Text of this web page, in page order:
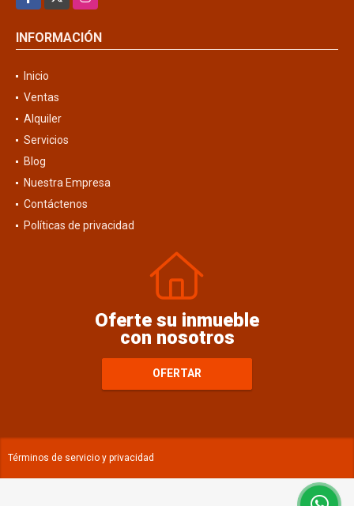
INFORMACIÓN
Inicio
Ventas
Alquiler
Servicios
Blog
Nuestra Empresa
Contáctenos
Políticas de privacidad
Oferte su inmueble
con nosotros
OFERTAR
Términos de servicio y privacidad